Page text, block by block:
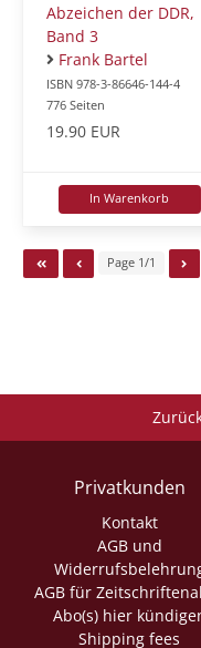
Abzeichen der DDR,
Band 3
Frank Bartel
ISBN 978-3-86646-144-4
776 Seiten
19.90 EUR
In Warenkorb
Page 1/1
Privatkunden
Kontakt
AGB und
AGB für
Abo(s) hier
Shipping fees